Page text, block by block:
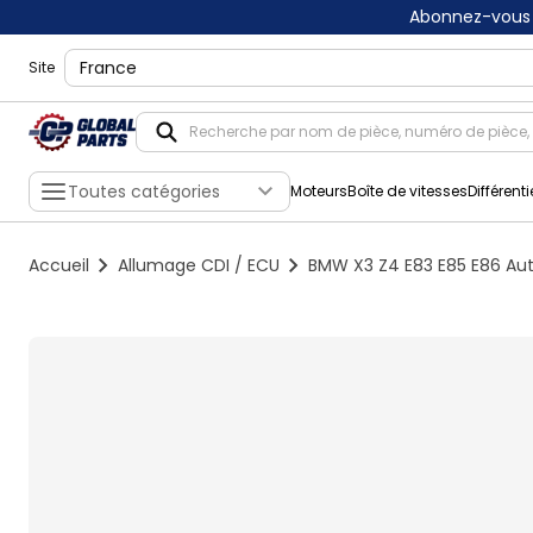
Abonnez-
Site shippingLocation
Toutes catégories MoteursBoîte de vitesses
Accueil Allumage CDI / ECU BMW X3 Z4 E83 E85 E86